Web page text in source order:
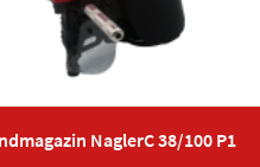
NaglerC 38/100 P1